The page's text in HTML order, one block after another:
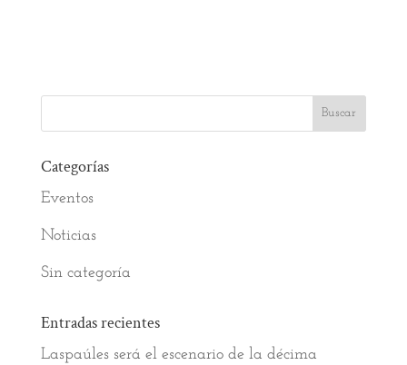
Categorías
Eventos
Noticias
Sin categoría
Entradas recientes
Laspaúles será el escenario de la décima